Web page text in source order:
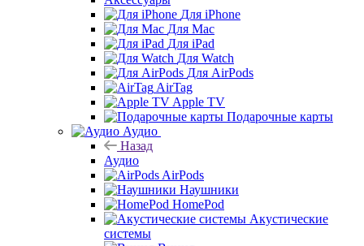
Для iPhone
Для Mac
Для iPad
Для Watch
Для AirPods
AirTag
Apple TV
Подарочные карты
Аудио
Назад
Аудио
AirPods
Наушники
HomePod
Акустические
системы